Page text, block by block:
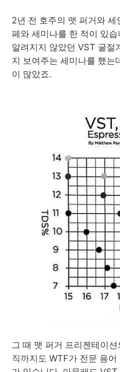
2년 전 호주의 맷 퍼거와
페와 세미나를 한 적이 있
알려지지 않았던 VST 굴절
지 보여주는 세미나를 했는
이 많았죠.
그 때 맷 퍼거 프리젠테이
직까지도 WTF가 전문 용